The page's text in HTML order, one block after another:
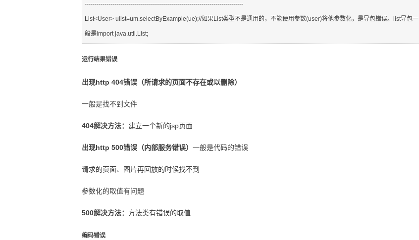
--------------------------------------------------------------------------------
List<User> ulist=um.selectByExample(ue);//如果List类型不是通用的，不能使用参数(user)将他参数化，是导包错误。list导包一
般是import java.util.List;
运行结果错误
出现http 404错误（所请求的页面不存在或以删除）
一般是找不到文件
404解决方法： 建立一个新的jsp页面
出现http 500错误（内部服务错误） 一般是代码的错误
请求的页面、图片再回放的时候找不到
参数化的取值有问题
500解决方法： 方法类有错误的取值
编码错误